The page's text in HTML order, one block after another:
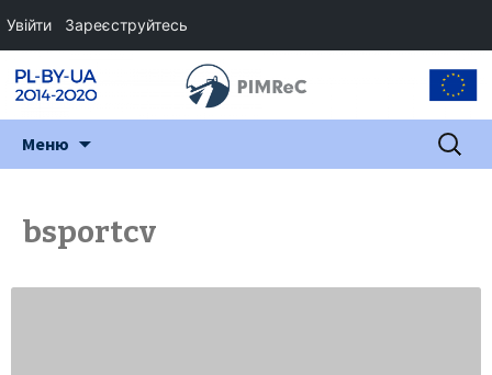
Меню Пошук:
bsportcv
Увійти Зареєструйтесь